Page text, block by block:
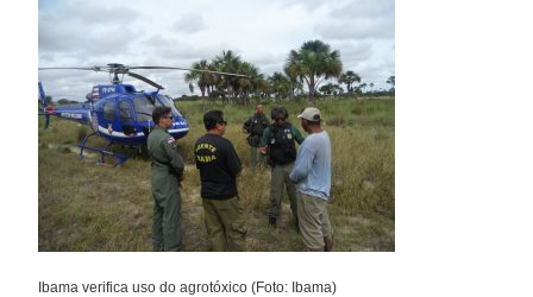
Ibama verifica uso do agrotóxico (Foto: Ibama)